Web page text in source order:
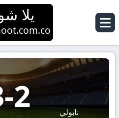
يلا
نابولي 2
-